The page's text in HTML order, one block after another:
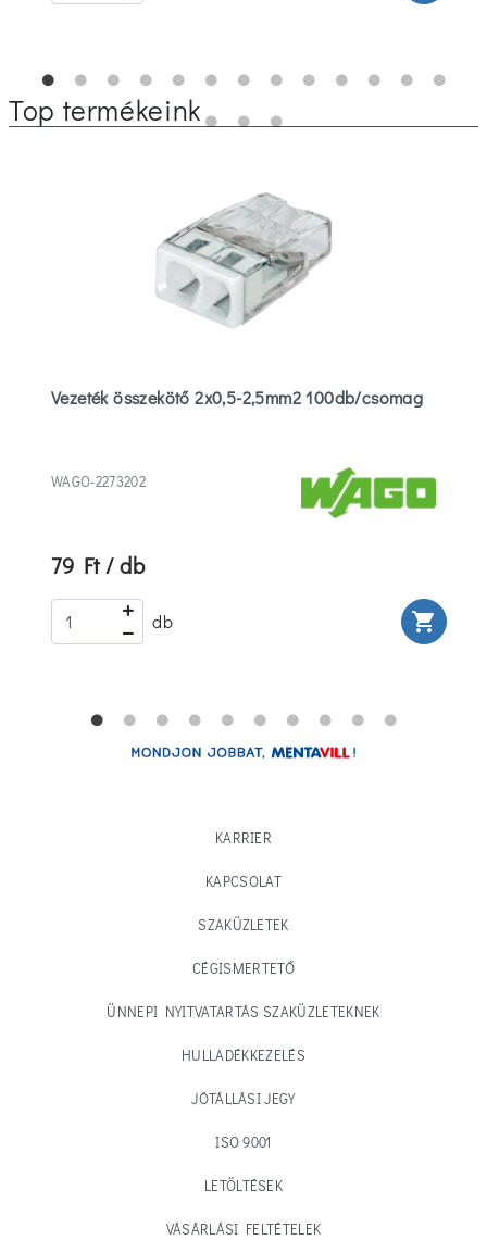
Top termékeink
Vezeték összekötő 2x0,5-2,5mm2 100db/csomag
WAGO-2273202
79 Ft / db
db shopping_cart
KARRIER
KAPCSOLAT
SZAKÜZLETEK
CÉGISMERTETŐ
ÜNNEPI NYITVATARTÁS SZAKÜZLETEKNEK
HULLADÉKKEZELÉS
JÓTÁLLÁSI JEGY
ISO 9001
LETÖLTÉSEK
VÁSÁRLÁSI FELTÉTELEK